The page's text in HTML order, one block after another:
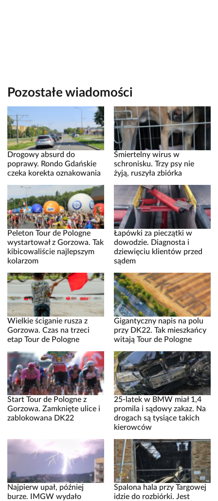
Pozostałe wiadomości
Drogowy absurd do
poprawy. Rondo Gdańskie
czeka korekta oznakowania
Śmiertelny wirus w
schronisku. Trzy psy nie
żyją, ruszyła zbiórka
Peleton Tour de Pologne
wystartował z Gorzowa. Tak
kibicowaliście najlepszym
kolarzom
Łapówki za pieczątki w
dowodzie. Diagnosta i
dziewięciu klientów przed
sądem
Wielkie ściganie rusza z
Gorzowa. Czas na trzeci
etap Tour de Pologne
Gigantyczny napis na polu
przy DK22. Tak mieszkańcy
witają Tour de Pologne
Start Tour de Pologne z
Gorzowa. Zamknięte ulice i
zablokowana DK22
25-latek w BMW miał 1,4
promila i sądowy zakaz. Na
drogach są tysiące takich
kierowców
Najpierw upał, później
burze. IMGW wydało
Spalona hala przy Targowej
idzie do rozbiórki. Jest